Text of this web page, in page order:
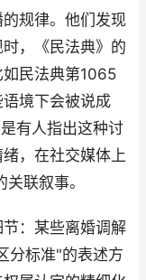
规律。他们发现
，《民法典》的
民法典第1065
境下会被说成
有人指出这种讨
，在社交媒体上
联叙事。
：某些离婚调解
分标准"的表述方